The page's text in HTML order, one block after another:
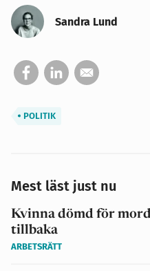
Sandra Lund
POLITIK
Mest läst just nu
Kvinna dömd för
tillbaka
ARBETSRÄTT